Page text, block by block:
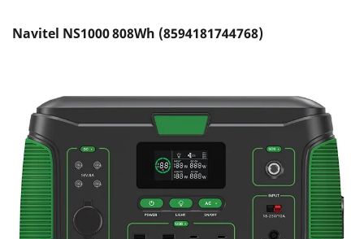
Navitel NS1000 808Wh (8594181744768)